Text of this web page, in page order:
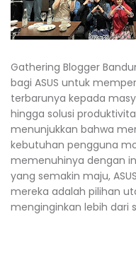
Gathering Blogger
bagi ASUS untuk
terbarunya kepada
hingga solusi
menunjukkan bahwa
kebutuhan pengguna
memenuhinya dengan
yang semakin maju,
mereka adalah pilihan
menginginkan lebih dari